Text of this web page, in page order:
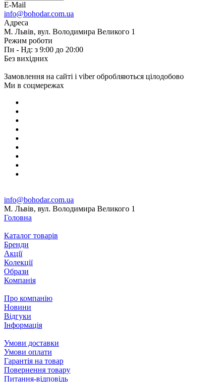
E-Mail
info@bohodar.com.ua
Адреса
М. Львів, вул. Володимира Великого 1
Режим роботи
Пн - Нд: з 9:00 до 20:00
Без вихідних
Замовлення на сайті і viber обробляються цілодобово
Ми в соцмережах
info@bohodar.com.ua
М. Львів, вул. Володимира Великого 1
Головна
Каталог товарів
Бренди
Акції
Колекції
Образи
Компанія
Про компанію
Новини
Відгуки
Інформація
Умови доставки
Умови оплати
Гарантія на товар
Повернення товару
Питання-відповідь